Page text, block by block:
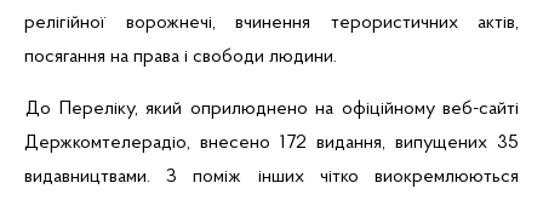
релігійної ворожнечі, вчинення терористичних актів,
посягання на права і свободи людини.
До Переліку, який оприлюднено на офіційному веб-сайті
Держкомтелерадіо, внесено 172 видання, випущених 35
видавництвами. З поміж інших чітко виокремлюються